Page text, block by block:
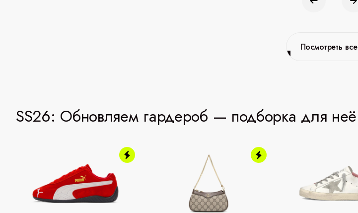
Посмотреть все
SS26: Обновляем гардероб — подборка для неё